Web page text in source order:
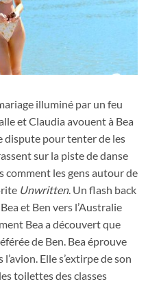
l'homme qu'elle convoite est
sauf toi de 2023
illuminé par un feu
et Claudia avouent à Bea
dispute pour tenter de les
sur la piste de danse
comment les gens autour de
Unwritten. Un flash back
et Ben vers l’Australie
Bea a découvert que
de Ben. Bea éprouve
Elle s’extirpe de son
toilettes des classes